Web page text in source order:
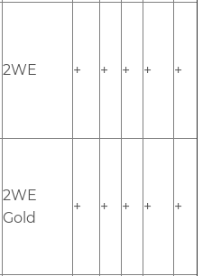
2WE + + + + +
2WE
Gold
+ + + + +